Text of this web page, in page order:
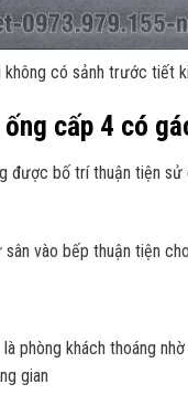
không có sảnh trước tiết
cấp 4 có
được bố trí thuận tiện
vào bếp thuận tiện
phòng khách thoáng
gian